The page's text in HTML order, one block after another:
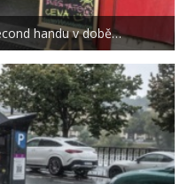
handu v době…